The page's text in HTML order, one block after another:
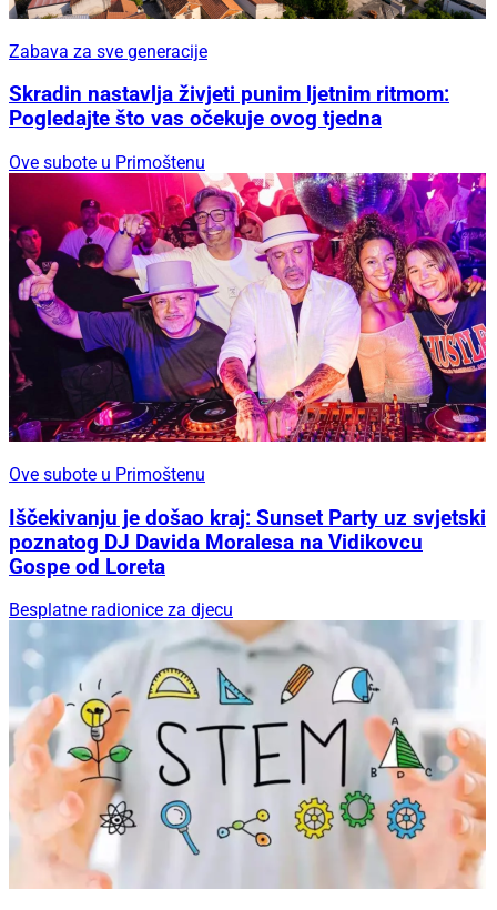
Zabava za sve generacije
Skradin nastavlja živjeti punim ljetnim ritmom:
Pogledajte što vas očekuje ovog tjedna
Ove subote u Primoštenu
Ove subote u Primoštenu
Iščekivanju je došao kraj: Sunset Party uz svjetski
poznatog DJ Davida Moralesa na Vidikovcu
Gospe od Loreta
Besplatne radionice za djecu